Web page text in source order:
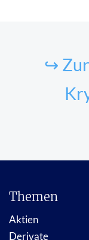
↪
Themen
Aktien
Derivate